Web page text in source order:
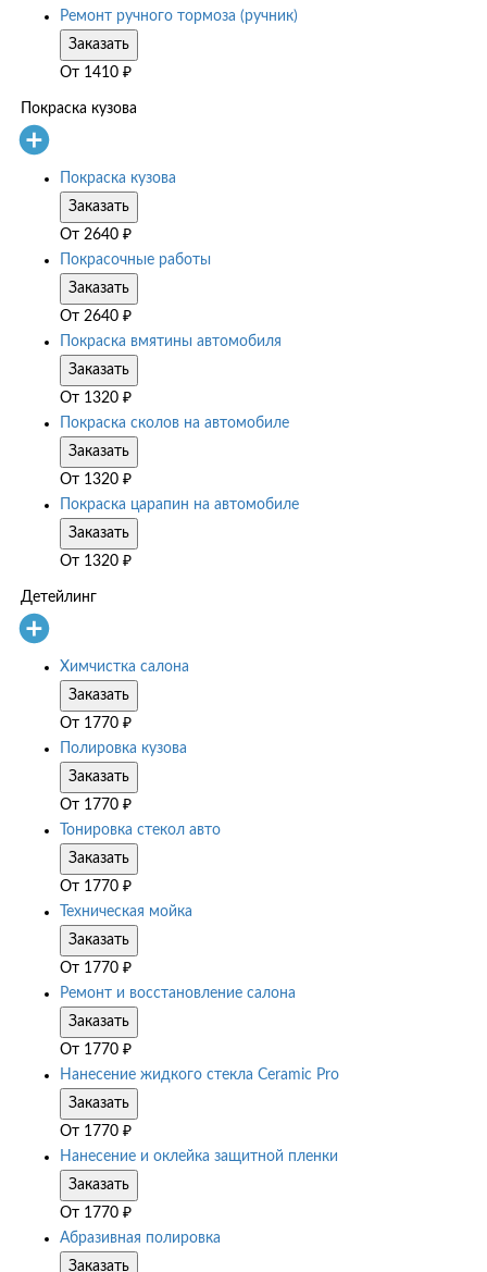
Ремонт ручного тормоза (ручник)
Заказать
От 1410 ₽
Покраска кузова
Покраска кузова
Заказать
От 2640 ₽
Покрасочные работы
Заказать
От 2640 ₽
Покраска вмятины автомобиля
Заказать
От 1320 ₽
Покраска сколов на автомобиле
Заказать
От 1320 ₽
Покраска царапин на автомобиле
Заказать
От 1320 ₽
Детейлинг
Химчистка салона
Заказать
От 1770 ₽
Полировка кузова
Заказать
От 1770 ₽
Тонировка стекол авто
Заказать
От 1770 ₽
Техническая мойка
Заказать
От 1770 ₽
Ремонт и восстановление салона
Заказать
От 1770 ₽
Нанесение жидкого стекла Ceramic Pro
Заказать
От 1770 ₽
Нанесение и оклейка защитной пленки
Заказать
От 1770 ₽
Абразивная полировка
Заказать